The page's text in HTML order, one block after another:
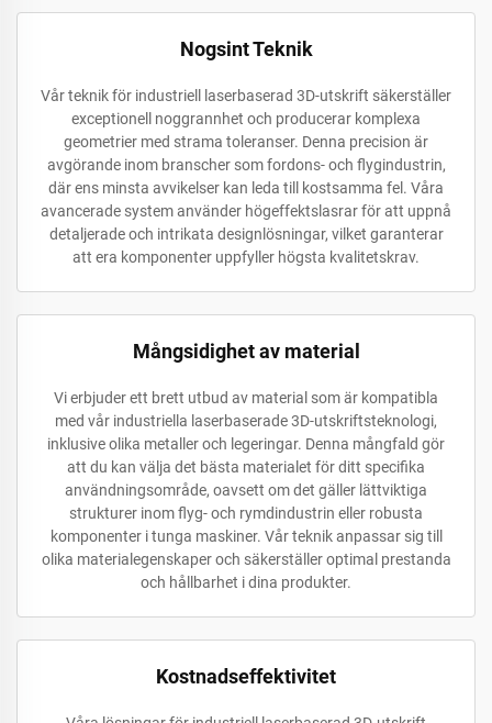
Nogsint Teknik
Vår teknik för industriell laserbaserad 3D-utskrift säkerställer
exceptionell noggrannhet och producerar komplexa
geometrier med strama toleranser. Denna precision är
avgörande inom branscher som fordons- och flygindustrin,
där ens minsta avvikelser kan leda till kostsamma fel. Våra
avancerade system använder högeffektslasrar för att uppnå
detaljerade och intrikata designlösningar, vilket garanterar
att era komponenter uppfyller högsta kvalitetskrav.
Mångsidighet av material
Vi erbjuder ett brett utbud av material som är kompatibla
med vår industriella laserbaserade 3D-utskriftsteknologi,
inklusive olika metaller och legeringar. Denna mångfald gör
att du kan välja det bästa materialet för ditt specifika
användningsområde, oavsett om det gäller lättviktiga
strukturer inom flyg- och rymdindustrin eller robusta
komponenter i tunga maskiner. Vår teknik anpassar sig till
olika materialegenskaper och säkerställer optimal prestanda
och hållbarhet i dina produkter.
Kostnadseffektivitet